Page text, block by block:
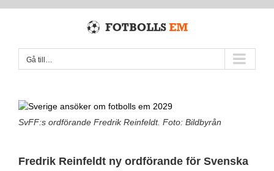
Gå till…
SvFF:s ordförande Fredrik Reinfeldt. Foto: Bildbyrån
Fredrik Reinfeldt ny ordförande för Svenska